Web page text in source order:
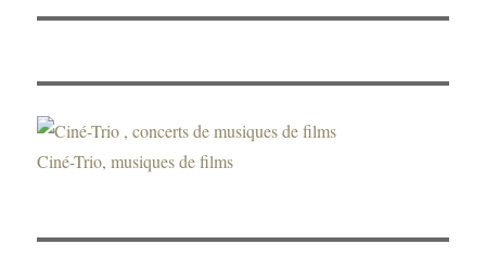
Ciné-Trio, musiques de films